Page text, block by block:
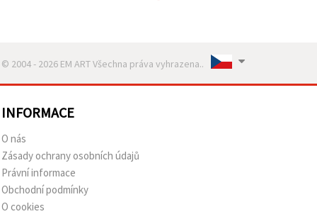
© 2004 - 2026 EM ART Všechna práva vyhrazena..
INFORMACE
O nás
Zásady ochrany osobních údajů
Právní informace
Obchodní podmínky
O cookies